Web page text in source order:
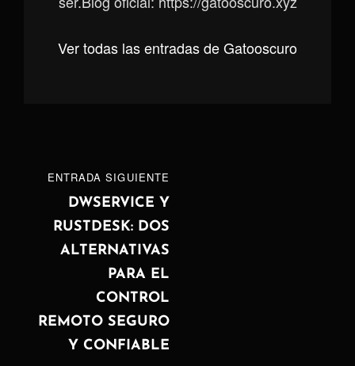
Ver todas las entradas de Gatooscuro
Navegación
entradas
ENTRADA
SIGUIENTE
ENTRADA SIGUIENTE
DWSERVICE Y
RUSTDESK: DOS
ALTERNATIVAS
PARA EL
CONTROL
REMOTO SEGURO
Y CONFIABLE